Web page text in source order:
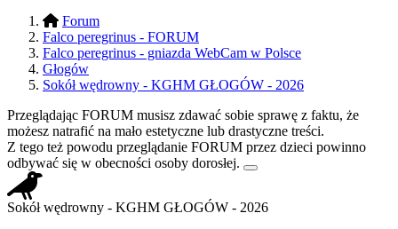
Forum
Falco peregrinus - FORUM
Falco peregrinus - gniazda WebCam w Polsce
Głogów
Sokół wędrowny - KGHM GŁOGÓW - 2026
Przeglądając FORUM musisz zdawać sobie sprawę z faktu, że
możesz natrafić na mało estetyczne lub drastyczne treści.
Z tego też powodu przeglądanie FORUM przez dzieci powinno
odbywać się w obecności osoby dorosłej.
Sokół wędrowny - KGHM GŁOGÓW - 2026